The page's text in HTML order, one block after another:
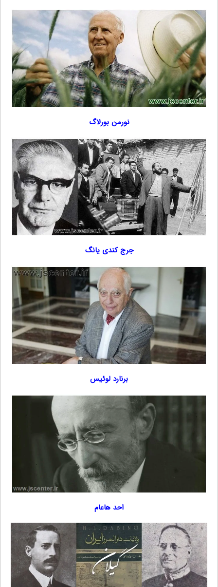
نورمن بورلاگ
جرج کندی یانگ
برنارد لوئیس
احد هاعام